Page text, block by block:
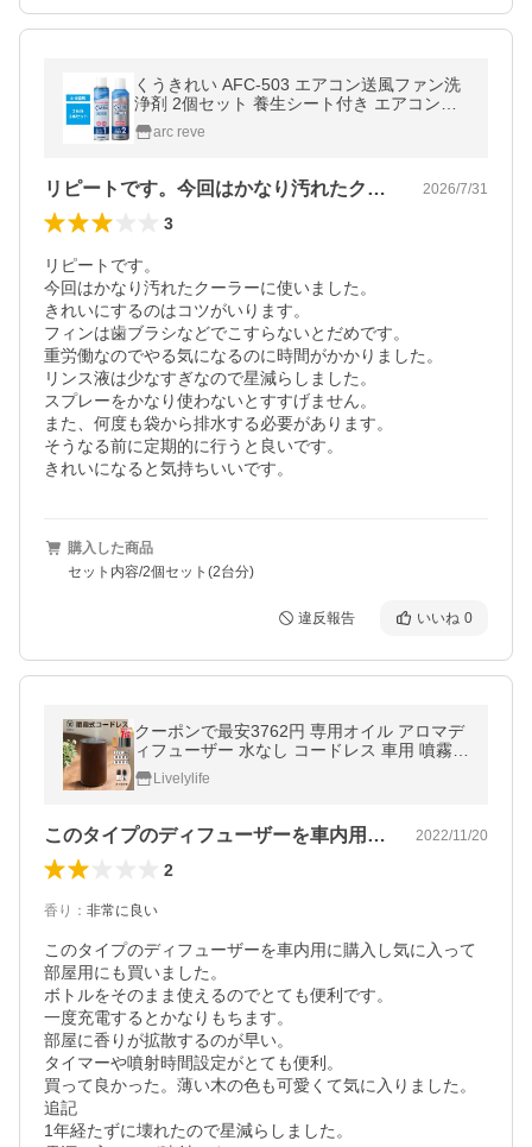
くうきれい AFC-503 エアコン送風ファン洗
浄剤 2個セット 養生シート付き エアコン掃
除 ファン洗浄 カビ ニオイ
arc reve
リピートです。今回はかなり汚れたクーラ… 2026/7/31
3
リピートです。
今回はかなり汚れたクーラーに使いました。
きれいにするのはコツがいります。
フィンは歯ブラシなどでこすらないとだめです。
重労働なのでやる気になるのに時間がかかりました。
リンス液は少なすぎなので星減らしました。
スプレーをかなり使わないとすすげません。
また、何度も袋から排水する必要があります。
そうなる前に定期的に行うと良いです。
きれいになると気持ちいいです。
購入した商品
セット内容/2個セット(2台分)
違反報告 いいね 0
クーポンで最安3762円 専用オイル アロマデ
ィフューザー 水なし コードレス 車用 噴霧式
ディフューザー アロマ usb充電式静音ネブ
ライザー 漏れ防止 車 1位獲得
Livelylife
このタイプのディフューザーを車内用に購… 2022/11/20
2
香り ： 非常に良い
このタイプのディフューザーを車内用に購入し気に入って
部屋用にも買いました。
ボトルをそのまま使えるのでとても便利です。
一度充電するとかなりもちます。
部屋に香りが拡散するのが早い。
タイマーや噴射時間設定がとても便利。
買って良かった。薄い木の色も可愛くて気に入りました。
追記
1年経たずに壊れたので星減らしました。